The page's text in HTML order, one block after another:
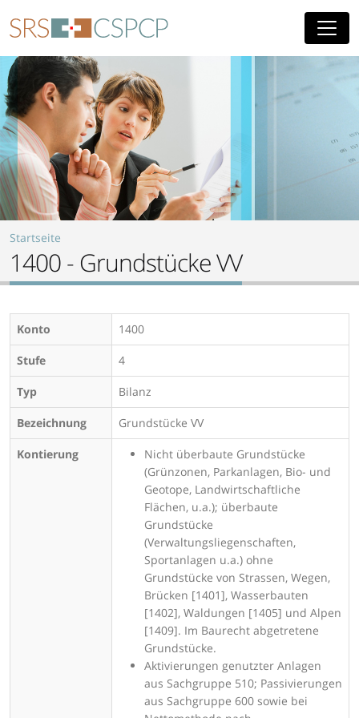
Startseite
1400 - Grundstücke VV
Konto 1400
Stufe 4
Typ Bilanz
Bezeichnung Grundstücke VV
Kontierung
Nicht überbaute Grundstücke
(Grünzonen, Parkanlagen, Bio- und
Geotope, Landwirtschaftliche
Flächen, u.a.); überbaute
Grundstücke
(Verwaltungsliegenschaften,
Sportanlagen u.a.) ohne
Grundstücke von Strassen, Wegen,
Brücken [1401], Wasserbauten
[1402], Waldungen [1405] und Alpen
[1409]. Im Baurecht abgetretene
Grundstücke.
Aktivierungen genutzter Anlagen
aus Sachgruppe 510; Passivierungen
aus Sachgruppe 600 sowie bei